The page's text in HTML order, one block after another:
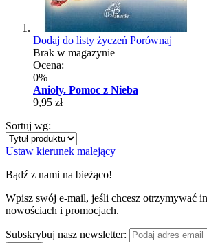
Dodaj do listy życzeń Porównaj
Brak w magazynie
Ocena:
0%
Anioły. Pomoc z Nieba
9,95 zł
Sortuj wg:
Ustaw kierunek malejący
Bądź z nami na bieżąco!
Wpisz swój e-mail, jeśli chcesz otrzymywać
nowościach i promocjach.
Subskrybuj nasz newsletter: